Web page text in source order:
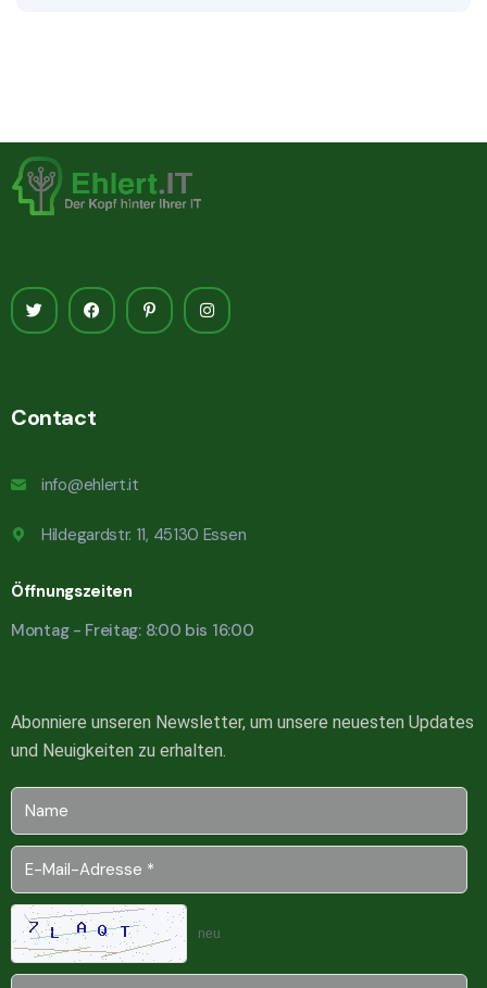
Contact
info@ehlert.it
Hildegardstr. 11, 45130 Essen
Öffnungszeiten
Montag - Freitag: 8:00 bis 16:00
Abonniere unseren Newsletter, um unsere neuesten Updates
und Neuigkeiten zu erhalten.
neu